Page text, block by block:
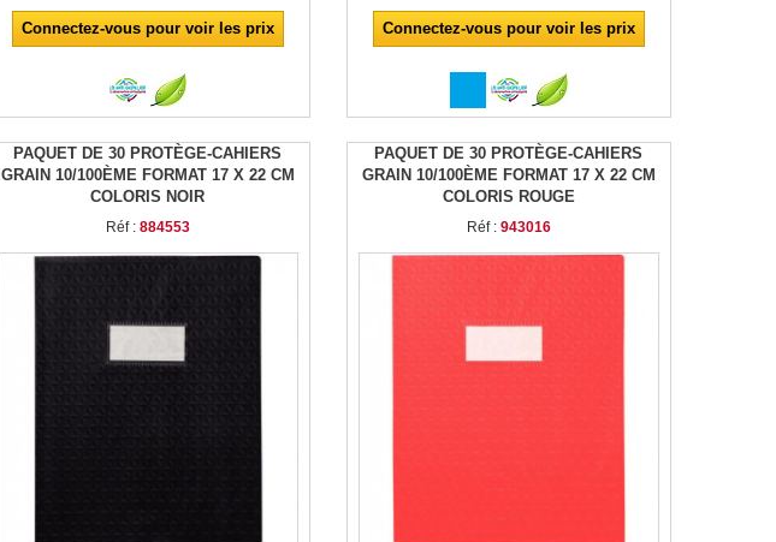
Connectez-vous pour voir les prix Connectez-vous pour voir les prix
PAQUET DE 30 PROTÈGE-CAHIERS
GRAIN 10/100ÈME FORMAT 17 X 22 CM
COLORIS NOIR
Réf : 884553
PAQUET DE 30 PROTÈGE-CAHIERS
GRAIN 10/100ÈME FORMAT 17 X 22 CM
COLORIS ROUGE
Réf : 943016